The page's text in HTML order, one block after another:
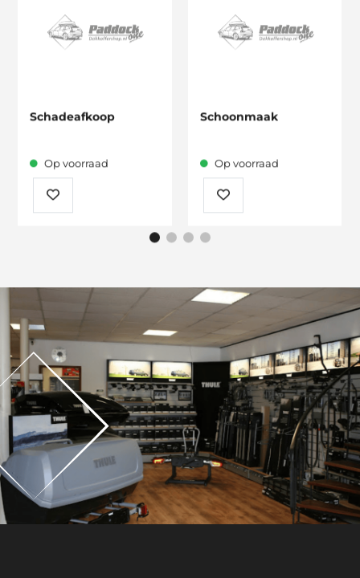
Schadeafkoop
Op voorraad
Schoonmaak
Op voorraad